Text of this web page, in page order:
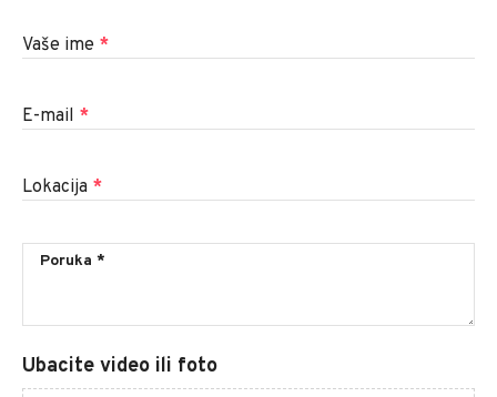
Vaše ime *
E-mail *
Lokacija *
Ubacite video ili foto